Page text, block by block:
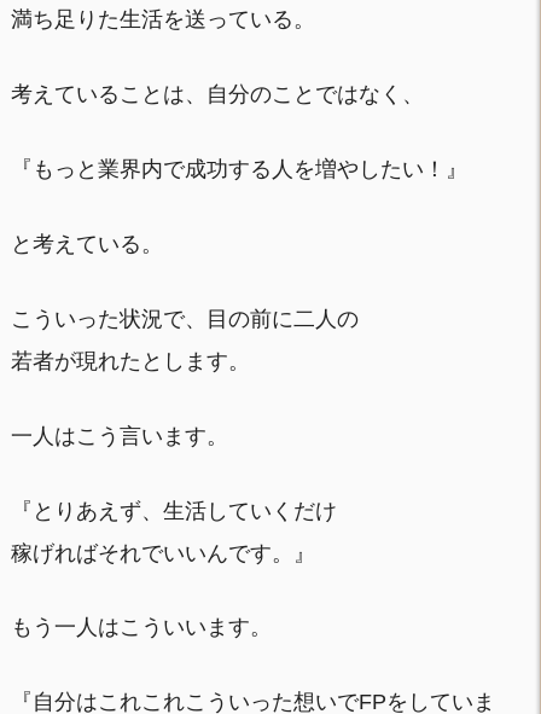
満ち足りた生活を送っている。
考えていることは、自分のことではなく、
『もっと業界内で成功する人を増やしたい！』
と考えている。
こういった状況で、目の前に二人の
若者が現れたとします。
一人はこう言います。
『とりあえず、生活していくだけ
稼げればそれでいいんです。』
もう一人はこういいます。
『自分はこれこれこういった想いでFPをしていま